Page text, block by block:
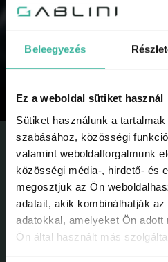
Beleegyezés
Ez a weboldal sütiket használ
Sütiket használunk a
szabásához, közösségi
valamint weboldalforgalmunk
közösségi média-, hirdető- és
megosztjuk az Ön
adatait, akik kombinálhatják
adatokkal, amelyeket Ön
Ön által használt más
GABLINI
Gablini
Környezetvédelem